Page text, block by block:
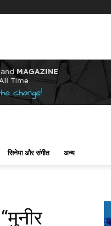
सिनेमा और संगीत अन्य